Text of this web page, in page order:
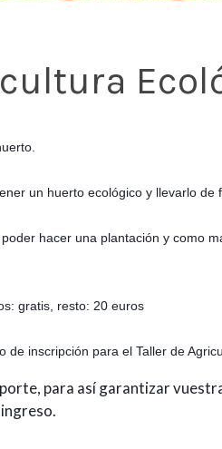
un huerto ecológico y llevarlo
hacer una plantación y como
gratis, resto: 20 euros
de inscripción para el Taller de
para así garantizar